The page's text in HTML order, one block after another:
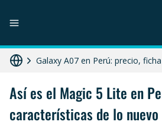
Así es el Magic 5 Lite en
características de lo nuevo